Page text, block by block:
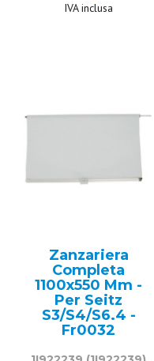
IVA inclusa
Zanzariera
Completa
1100x550 Mm -
Per Seitz
S3/S4/S6.4 -
Fr0032